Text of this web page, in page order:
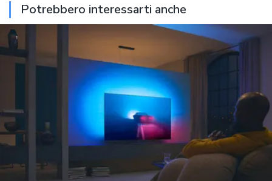
Potrebbero interessarti anche